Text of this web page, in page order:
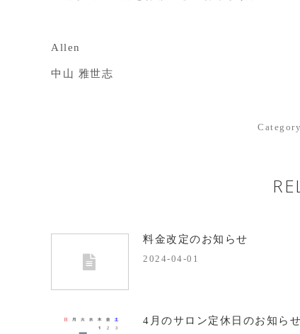
Allen
中山 雅世志
料金改定のお知らせ
2024-04-01
4月のサロン定休日のお知らせ